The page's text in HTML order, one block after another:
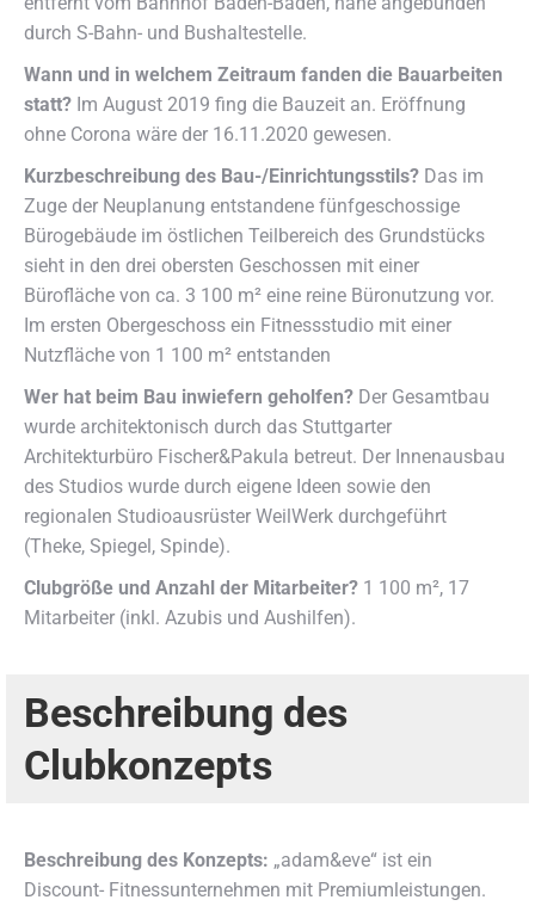
durch S-Bahn- und Bushaltestelle.
Wann und in welchem Zeitraum fanden die Bauarbeiten
statt? Im August 2019 fing die Bauzeit an. Eröffnung
ohne Corona wäre der 16.11.2020 gewesen.
Kurzbeschreibung des Bau-/Einrichtungsstils? Das im
Zuge der Neuplanung entstandene fünfgeschossige
Bürogebäude im östlichen Teilbereich des Grundstücks
sieht in den drei obersten Geschossen mit einer
Bürofläche von ca. 3 100 m² eine reine Büronutzung vor.
Im ersten Obergeschoss ein Fitnessstudio mit einer
Nutzfläche von 1 100 m² entstanden
Wer hat beim Bau inwiefern geholfen? Der Gesamtbau
wurde architektonisch durch das Stuttgarter
Architekturbüro Fischer&Pakula betreut. Der Innenausbau
des Studios wurde durch eigene Ideen sowie den
regionalen Studioausrüster WeilWerk durchgeführt
(Theke, Spiegel, Spinde).
Clubgröße und Anzahl der Mitarbeiter? 1 100 m², 17
Mitarbeiter (inkl. Azubis und Aushilfen).
Beschreibung des
Clubkonzepts
Beschreibung des Konzepts: „adam&eve“ ist ein
Discount- Fitnessunternehmen mit Premiumleistungen.